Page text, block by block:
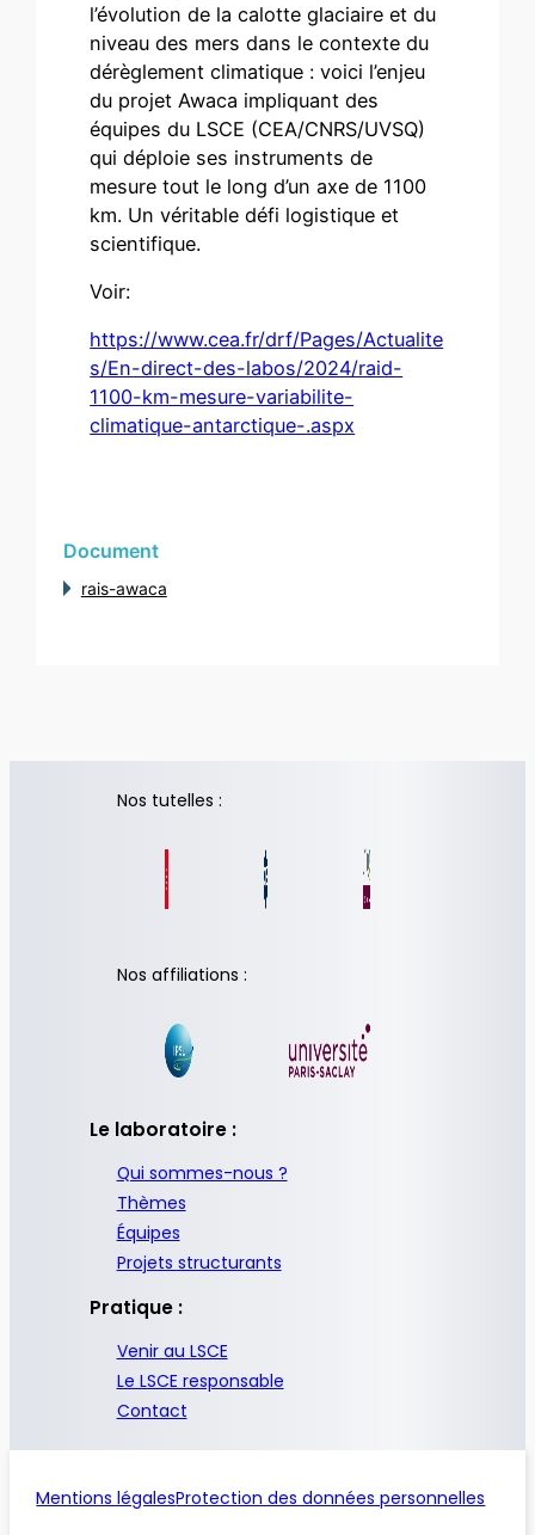
l’évolution de la calotte glaciaire et du
niveau des mers dans le contexte du
dérèglement climatique : voici l’enjeu
du projet Awaca impliquant des
équipes du LSCE (CEA/CNRS/UVSQ)
qui déploie ses instruments de
mesure tout le long d’un axe de 1100
km. Un véritable défi logistique et
scientifique.
Voir:
https://www.cea.fr/drf/Pages/Actualite
s/En-direct-des-labos/2024/raid-
1100-km-mesure-variabilite-
climatique-antarctique-.aspx
Document
rais-awaca
Nos tutelles :
Nos affiliations :
Le laboratoire :
Qui sommes-nous ?
Thèmes
Équipes
Projets structurants
Pratique :
Venir au LSCE
Le LSCE responsable
Contact
Mentions légalesProtection des données personnelles